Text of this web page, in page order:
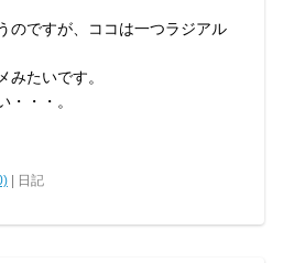
のですが、ココは一つラジアル
たいです。
・・。
| 日記